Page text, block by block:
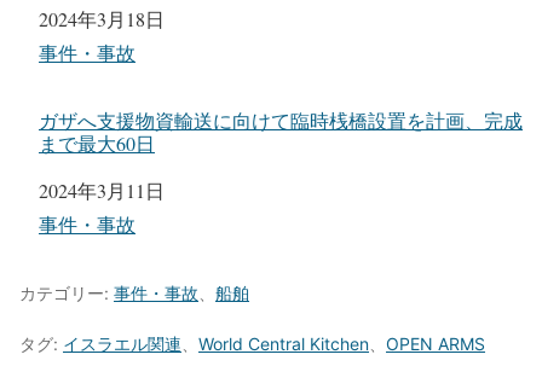
日付
2024年3月18日
関連理由
事件・事故
ガザへ支援物資輸送に向けて臨時桟橋設置を計画、完成
まで最大60日
日付
2024年3月11日
関連理由
事件・事故
カテゴリー: 事件・事故 船舶
タグ: イスラエル関連 World Central Kitchen OPEN ARMS